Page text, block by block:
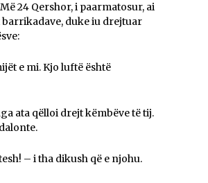
24 Qershor, i paarmatosur, ai
duke iu drejtuar
e mi. Kjo luftë është
ata qëlloi drejt këmbëve të tij.
– i tha dikush që e njohu.